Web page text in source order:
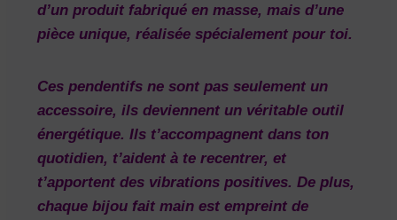
d’un produit fabriqué en masse, mais d’une
pièce unique, réalisée spécialement pour toi.
Ces pendentifs ne sont pas seulement un
accessoire, ils deviennent un véritable outil
énergétique. Ils t’accompagnent dans ton
quotidien, t’aident à te recentrer, et
t’apportent des vibrations positives. De plus,
chaque bijou fait main est empreint de